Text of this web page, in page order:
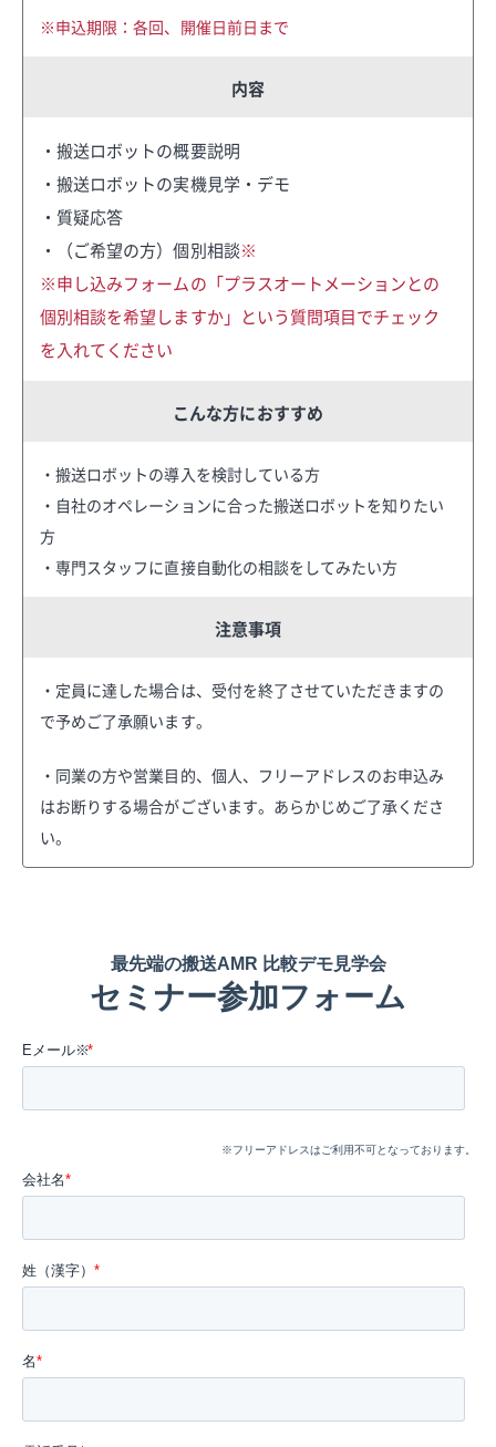
※申込期限：各回、開催日前日まで
内容
・搬送ロボットの概要説明
・搬送ロボットの実機見学・デモ
・質疑応答
・（ご希望の方）個別相談※
※申し込みフォームの「プラスオートメーションとの
個別相談を希望しますか」という質問項目でチェック
を入れてください
こんな方におすすめ
・搬送ロボットの導入を検討している方
・自社のオペレーションに合った搬送ロボットを知りたい
方
・専門スタッフに直接自動化の相談をしてみたい方
注意事項
・定員に達した場合は、受付を終了させていただきますの
で予めご了承願います。
・同業の方や営業目的、個人、フリーアドレスのお申込み
はお断りする場合がございます。あらかじめご了承くださ
い。